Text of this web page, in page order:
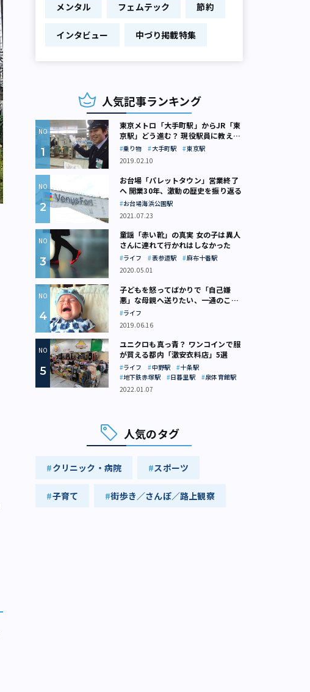
メンタル フェムテック 節約
インタビュー 中づり掲載特集
人気記事ランキング
東京メトロ「大手町駅」からJR「東
京駅」どう進む？ 現役駅員に教えて
もらいました
乗り物 大手町駅
東京駅
2019.02.10
お台場「パレットタウン」営業終了
へ 開業30年、激動の歴史を振り返る
お台場海浜公園駅
2021.07.23
童謡「赤い靴」の真実 女の子は異人
さんに連れて行かれはしなかった
ライフ 表参道駅
麻布十番駅
2020.05.01
子どもを怒ってばかりで「自己嫌
悪」な母親へ送りたい、一通のここ
ろの処方箋
ライフ
2019.06.16
ユニクロも真っ青？ ワンコインで服
が買える都内「激安衣料店」5選
ライフ 中野駅
十条駅
地下鉄赤塚駅
日暮里駅
泉体育館駅
2022.01.07
人気のタグ
クリニック・病院 スポーツ
子育て 街歩き／さんぽ／路上観察